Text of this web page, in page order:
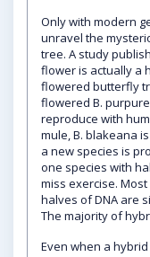
Only with modern
unravel the
tree. A study
flower is actually a
flowered butterfly
flowered B.
reproduce with
mule, B. blakeana
a new species is
one species with
miss exercise.
halves of DNA are
The majority of
Even when a